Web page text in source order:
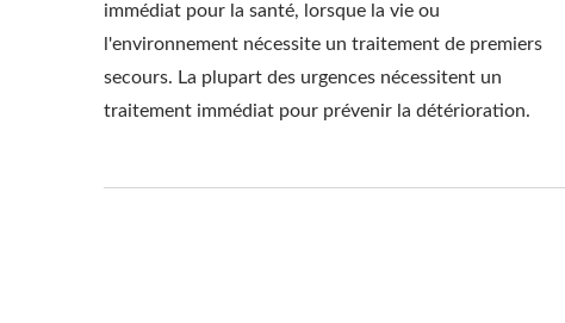
immédiat pour la santé, lorsque la vie ou
l'environnement nécessite un traitement de premiers
secours. La plupart des urgences nécessitent un
traitement immédiat pour prévenir la détérioration.